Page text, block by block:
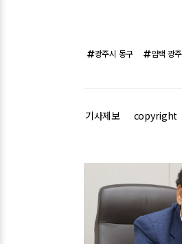
광주시 동구 임택 광
기사제보 copyright
관련기사